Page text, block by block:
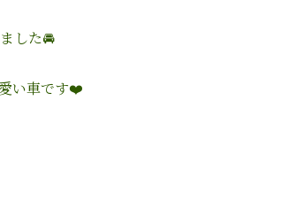
した🚘
い車です❤️